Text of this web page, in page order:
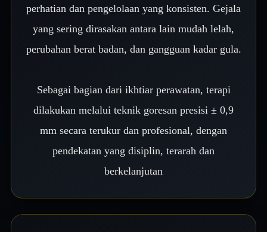
perhatian dan pengelolaan yang konsisten. Gejala
yang sering dirasakan antara lain mudah lelah,
perubahan berat badan, dan gangguan kadar gula.
Sebagai bagian dari ikhtiar perawatan, terapi
dilakukan melalui teknik goresan presisi ± 0,9
mm secara terukur dan profesional, dengan
pendekatan yang disiplin, terarah dan
berkelanjutan